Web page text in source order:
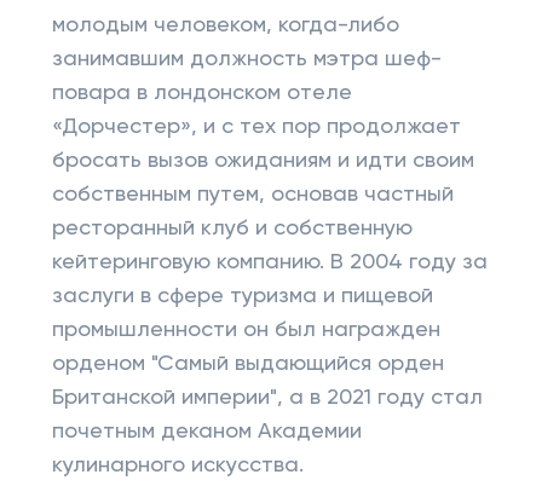
молодым человеком, когда-либо
занимавшим должность мэтра шеф-
повара в лондонском отеле
«Дорчестер», и с тех пор продолжает
бросать вызов ожиданиям и идти своим
собственным путем, основав частный
ресторанный клуб и собственную
кейтеринговую компанию. В 2004 году за
заслуги в сфере туризма и пищевой
промышленности он был награжден
орденом "Самый выдающийся орден
Британской империи", а в 2021 году стал
почетным деканом Академии
кулинарного искусства.